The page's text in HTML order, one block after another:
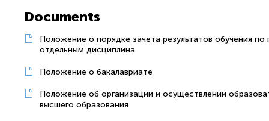
Documents
Положение о порядке зачета результатов обучения
отдельным дисциплина
Положение о бакалавриате
Положение об организации и осуществлении
высшего образования